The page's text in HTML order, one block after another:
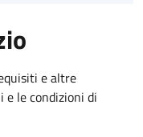
e altre
le condizioni di